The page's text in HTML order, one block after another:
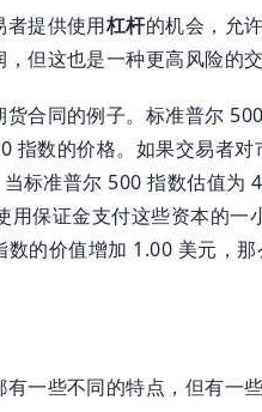
提供使用杠杆的机会，允
但这也是一种更高风险的交
合同的例子。标准普尔
指数的价格。如果交易者
标准普尔 500 指数估值为
保证金支付这些资本的一
的价值增加 1.00 美元，
一些不同的特点，但有一